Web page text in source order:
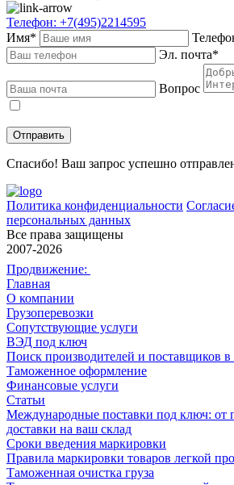
Телефон: +7(495)2214595
Имя*
Эл. почта*
Вопрос
Спасибо! Ваш запрос успешно
Политика конфиденциальности
персональных данных
Все права защищены
2007-2026
Продвижение:
Главная
О компании
Грузоперевозки
Сопутствующие услуги
ВЭД под ключ
Поиск производителей и поставщиков в
Таможенное оформление
Финансовые услуги
Статьи
Международные поставки под ключ: от
доставки на ваш склад
Сроки введения маркировки
Правила маркировки товаров легкой
Таможенная очистка груза